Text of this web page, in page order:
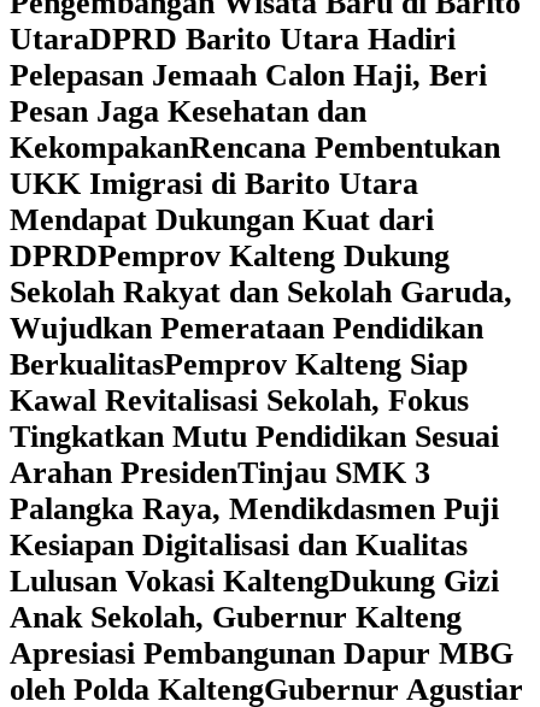
UtaraDPRD Barito Utara Hadiri
Pelepasan Jemaah Calon Haji, Beri
Pesan Jaga Kesehatan dan
KekompakanRencana Pembentukan
UKK Imigrasi di Barito Utara
Mendapat Dukungan Kuat dari
DPRD‎Pemprov Kalteng Dukung
Sekolah Rakyat dan Sekolah Garuda,
Wujudkan Pemerataan Pendidikan
Berkualitas‎Pemprov Kalteng Siap
Kawal Revitalisasi Sekolah, Fokus
Tingkatkan Mutu Pendidikan Sesuai
Arahan Presiden‎Tinjau SMK 3
Palangka Raya, Mendikdasmen Puji
Kesiapan Digitalisasi dan Kualitas
Lulusan Vokasi Kalteng‎Dukung Gizi
Anak Sekolah, Gubernur Kalteng
Apresiasi Pembangunan Dapur MBG
oleh Polda Kalteng‎Gubernur Agustiar